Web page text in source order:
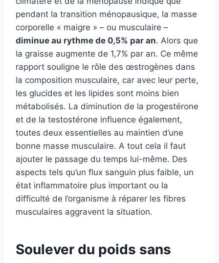
pendant la transition ménopausique, la masse
corporelle « maigre » – ou musculaire –
diminue au rythme de 0,5% par an. Alors que
la graisse augmente de 1,7% par an. Ce même
rapport souligne le rôle des œstrogènes dans
la composition musculaire, car avec leur perte,
les glucides et les lipides sont moins bien
métabolisés. La diminution de la progestérone
et de la testostérone influence également,
toutes deux essentielles au maintien d’une
bonne masse musculaire. A tout cela il faut
ajouter le passage du temps lui-même. Des
aspects tels qu’un flux sanguin plus faible, un
état inflammatoire plus important ou la
difficulté de l’organisme à réparer les fibres
musculaires aggravent la situation.
Soulever du poids sans